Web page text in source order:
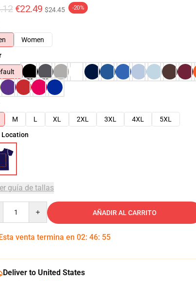
€22.49 $24.45 -20%
Women
M L XL 2XL 3XL 4XL
5XL
Location
guía de tallas
AÑADIR AL CARRITO
venta termina en 02: 46: 54
Deliver to United States